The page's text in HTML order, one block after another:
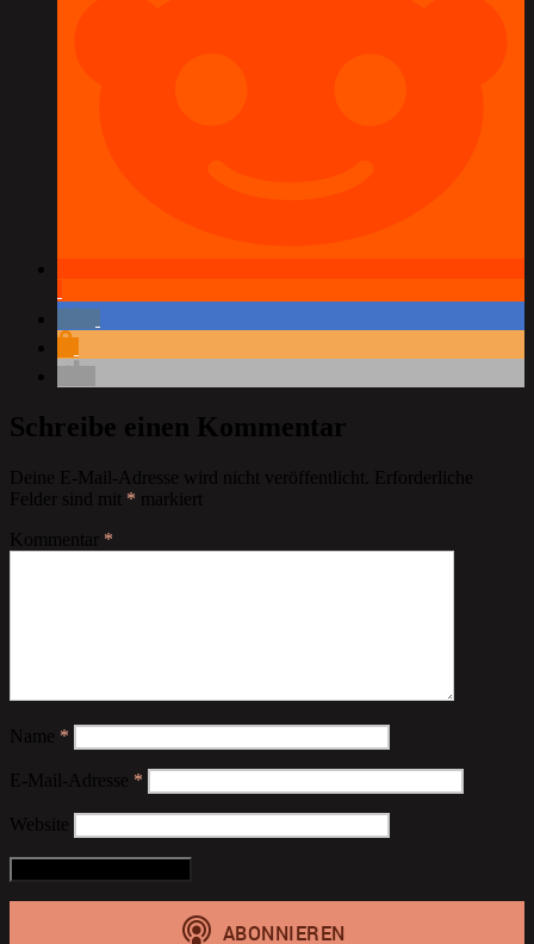
Schreibe einen Kommentar
Deine E-Mail-Adresse wird nicht veröffentlicht.
Erforderliche
Felder sind mit * markiert
Kommentar *
Name *
E-Mail-Adresse *
Website